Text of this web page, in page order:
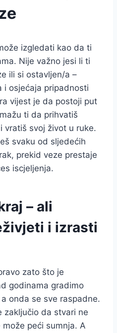
izgledati kao da ti
Nije važno jesi li ti
ili si ostavljen/a –
i osjećaja pripadnosti
vijest je da postoji put
ti da prihvatiš
vratiš svoj život u ruke.
svaku od sljedećih
prekid veze prestaje
iscjeljenja.
– ali
i izrasti
zato što je
godinama gradimo
onda se sve raspadne.
zaključio da stvari ne
peći sumnja. A